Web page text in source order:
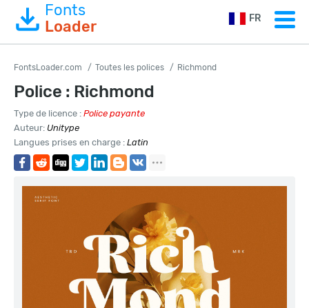
Fonts
Loader
FR
FontsLoader.com Toutes les polices Richmond
Police : Richmond
Type de licence : Police payante
Auteur: Unitype
Langues prises en charge : Latin